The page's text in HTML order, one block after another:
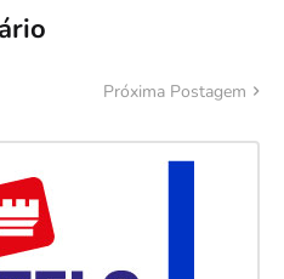
Próxima Postagem